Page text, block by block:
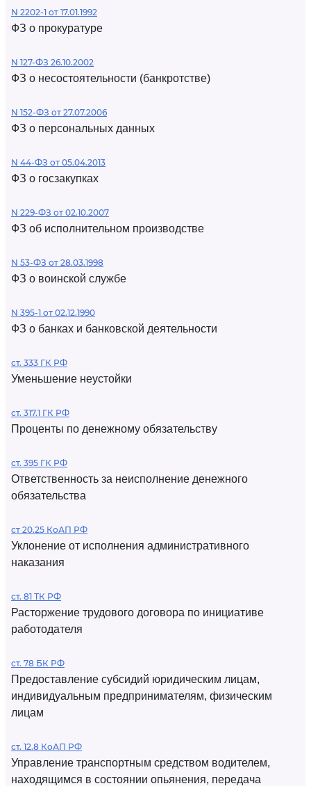
N 2202-1 от 17.01.1992
ФЗ о прокуратуре
N 127-ФЗ 26.10.2002
ФЗ о несостоятельности (банкротстве)
N 152-ФЗ от 27.07.2006
ФЗ о персональных данных
N 44-ФЗ от 05.04.2013
ФЗ о госзакупках
N 229-ФЗ от 02.10.2007
ФЗ об исполнительном производстве
N 53-ФЗ от 28.03.1998
ФЗ о воинской службе
N 395-1 от 02.12.1990
ФЗ о банках и банковской деятельности
ст. 333 ГК РФ
Уменьшение неустойки
ст. 317.1 ГК РФ
Проценты по денежному обязательству
ст. 395 ГК РФ
Ответственность за неисполнение денежного
обязательства
ст 20.25 КоАП РФ
Уклонение от исполнения административного
наказания
ст. 81 ТК РФ
Расторжение трудового договора по инициативе
работодателя
ст. 78 БК РФ
Предоставление субсидий юридическим лицам,
индивидуальным предпринимателям, физическим
лицам
ст. 12.8 КоАП РФ
Управление транспортным средством водителем,
находящимся в состоянии опьянения, передача